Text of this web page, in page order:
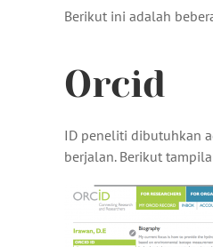
Berikut ini adalah
Orcid
ID peneliti dibutuhkan
berjalan. Berikut